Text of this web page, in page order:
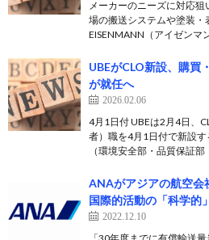
メーカーのニーズに対応
場の搬送システムや塗装
EISENMANN（アイゼンマ
UBEがCLO新設、購買
が就任へ
2026.02.06
4月1日付 UBEは2月4日、
者）職を4月1日付で新設
（環境安全部・品質保証
ANAがアジアの航空会
国際的活動の「科学的
2022.12.10